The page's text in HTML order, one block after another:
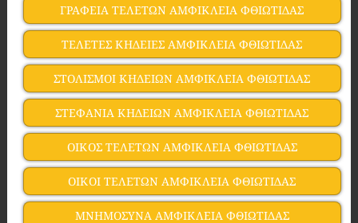
ΓΡΑΦΕΙΑ ΤΕΛΕΤΩΝ ΑΜΦΙΚΛΕΙΑ ΦΘΙΩΤΙΔΑΣ
ΤΕΛΕΤΕΣ ΚΗΔΕΙΕΣ ΑΜΦΙΚΛΕΙΑ ΦΘΙΩΤΙΔΑΣ
ΣΤΟΛΙΣΜΟΙ ΚΗΔΕΙΩΝ ΑΜΦΙΚΛΕΙΑ ΦΘΙΩΤΙΔΑΣ
ΣΤΕΦΑΝΙΑ ΚΗΔΕΙΩΝ ΑΜΦΙΚΛΕΙΑ ΦΘΙΩΤΙΔΑΣ
ΟΙΚΟΣ ΤΕΛΕΤΩΝ ΑΜΦΙΚΛΕΙΑ ΦΘΙΩΤΙΔΑΣ
ΟΙΚΟΙ ΤΕΛΕΤΩΝ ΑΜΦΙΚΛΕΙΑ ΦΘΙΩΤΙΔΑΣ
ΜΝΗΜΟΣΥΝΑ ΑΜΦΙΚΛΕΙΑ ΦΘΙΩΤΙΔΑΣ